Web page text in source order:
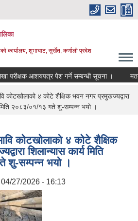
कार्यालय, शुभाघाट, सुर्खेत, कर्णाली प्रदेश
परीक्षक आशयपत्र पेश गर्ने सम्बन्धी सूचना ।
कोटखोलाको ४ कोटे शैक्षिक भवन नगर प्रमुखज्यद्वारा
मिति २०८३/०१/१३ गते शु-सम्पन्न भयो ।
कोटखोलाको ४ कोटे शैक्षिक
शिलान्यास कार्य मिति
शु-सम्पन्न भयो ।
04/27/2026 - 16:13